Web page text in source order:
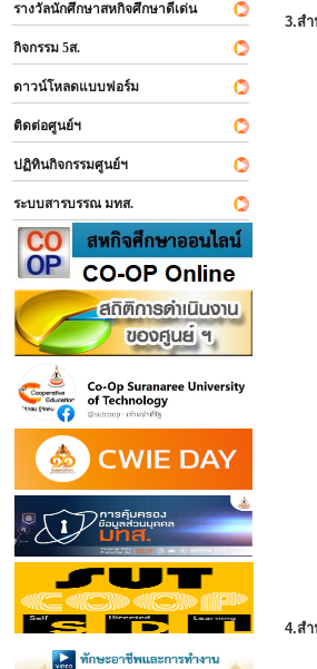
รางวัลนักศึกษาสหกิจศึกษาดีเด่น
กิจกรรม 5ส.
ดาวน์โหลดแบบฟอร์ม
ติดต่อศูนย์ฯ
ปฏิทินกิจกรรมศูนย์ฯ
ระบบสารบรรณ มทส.
3.ส
4.ส